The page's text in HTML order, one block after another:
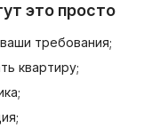
это просто
требования;
квартиру;